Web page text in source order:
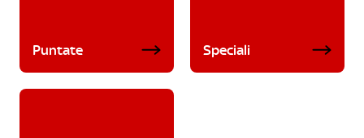
Puntate Speciali